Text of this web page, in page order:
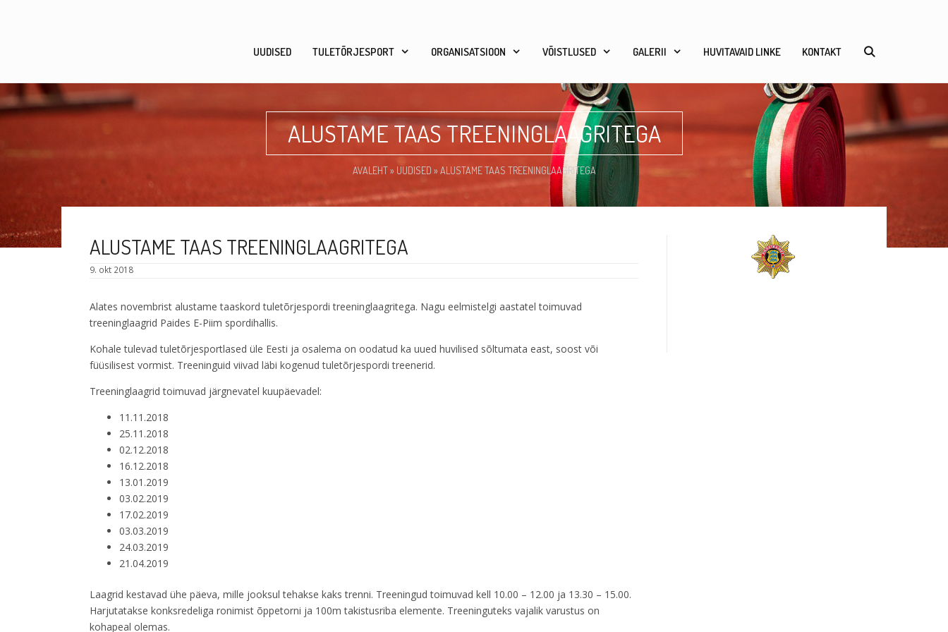
UUDISED
TULETÕRJESPORT ORGANISATSIOON VÕISTLUSED GALERII HUVITAVAID LINKE KONTAKT
ALUSTAME TAAS TREENINGLAAGRITEGA
AVALEHT» UUDISED » ALUSTAME TAAS TREENINGLAAGRITEGA
ALUSTAME TAAS TREENINGLAAGRITEGA
9. okt 2018
Alates novembrist alustame taaskord tuletõrjespordi treeninglaagritega. Nagu eelmistelgi aastatel toimuvad
treeninglaagrid Paides E-Piim spordihallis.
Kohale tulevad tuletõrjesportlased üle Eesti ja osalema on oodatud ka uued huvilised sõltumata east, soost või
füüsilisest vormist. Treeninguid viivad läbi kogenud tuletõrjespordi treenerid.
Treeninglaagrid toimuvad järgnevatel kuupäevadel:
11.11.2018
25.11.2018
02.12.2018
16.12.2018
13.01.2019
03.02.2019
17.02.2019
03.03.2019
24.03.2019
21.04.2019
Laagrid kestavad ühe päeva, mille jooksul tehakse kaks trenni. Treeningud toimuvad kell 10.00 – 12.00 ja 13.30 – 15.00.
Harjutatakse konksredeliga ronimist õppetorni ja 100m takistusriba elemente. Treeninguteks vajalik varustus on
kohapeal olemas.